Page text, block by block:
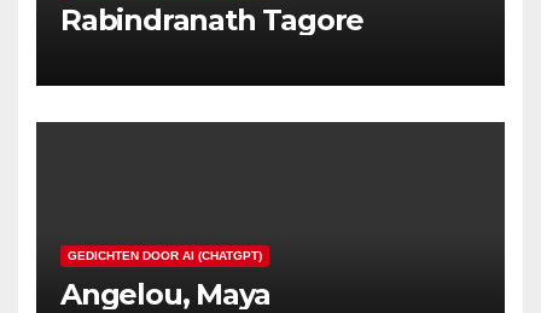
Rabindranath Tagore
GEDICHTEN DOOR AI (CHATGPT)
Angelou, Maya